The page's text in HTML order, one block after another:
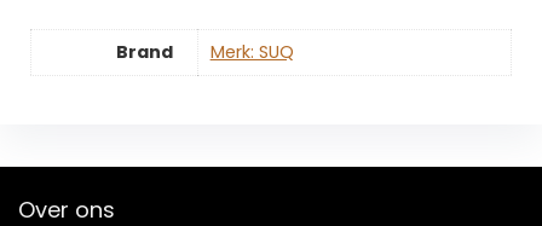
Brand Merk: SUQ
Over ons